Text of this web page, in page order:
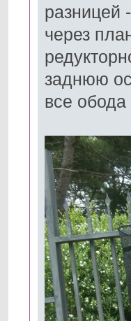
разницей
через
заднюю
все